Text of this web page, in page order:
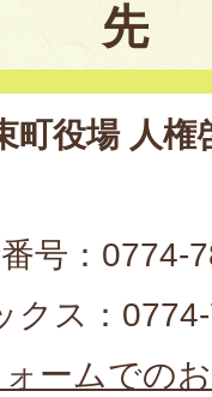
先
町役場 人権
号：0774-
クス：
ームでの